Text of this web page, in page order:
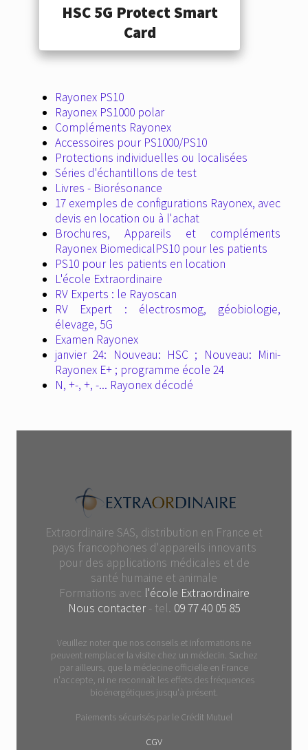
HSC 5G Protect Smart
Card
Rayonex PS10
Rayonex PS1000 polar
Compléments Rayonex
Accessoires pour PS1000/PS10
Protections individuelles ou localisées
Séries d'échantillons de test
Livres - Biorésonance
17 exemples de configurations Rayonex, avec
devis en location ou à l'achat
Brochures, Appareils et compléments
Rayonex BiomedicalPS10 pour les patients
PS10 pour les patients en location
L'école Extraordinaire
RV Experts : le Rayoscan
RV Expert : électrosmog, géobiologie,
élevage, 5G
Examen Rayonex
janvier 24: Nouveau: HSC ; Nouveau: Mini-
Rayonex E+ ; programme école 24
N, +-, +, -... Rayonex décodé
Extraordinaire SAS, distribution en France et
pays francophones d'appareils innovants
pour des applications médicales et de
santé humaine et animale
Formations avec l'école Extraordinaire
Nous contacter - tel. 09 77 40 05 85
Veuillez noter que nos conseils et informations ne
peuvent remplacer la visite chez un médecin. Sachez
par ailleurs, que la médecine officielle en France
n'accepte, ni ne reconnaît les effets des fréquences
bioénergétiques jusqu'à présent.
Paiements sécurisés par le Crédit Mutuel
CGV